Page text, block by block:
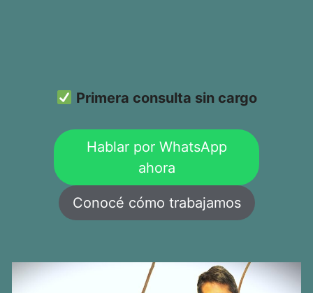
Primera consulta sin cargo
Hablar por WhatsApp
ahora
Conocé cómo trabajamos